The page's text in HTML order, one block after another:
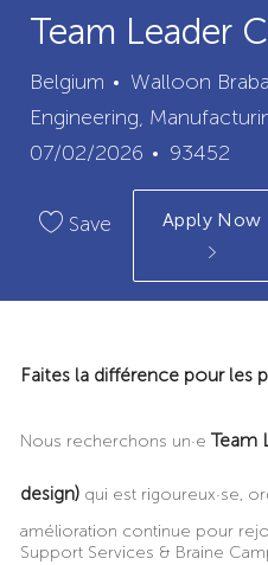
Team Leader
Belgium Walloon
Engineering,
07/02/2026
Job
Id
93452
Save Apply Now
​Faites la différence pour les
Nous recherchons un·e Team
design)qui est rigoureux·se,
amélioration continue pour
Support Services & Braine